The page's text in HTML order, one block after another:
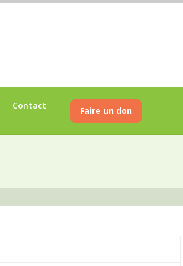
Contact Faire un don